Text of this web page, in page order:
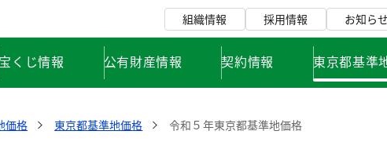
組織情報 採用情報 お知らせ
宝くじ情報 公有財産情報 契約情報 東京都基準
価格 東京都基準地価格 令和５年東京都基準地価格